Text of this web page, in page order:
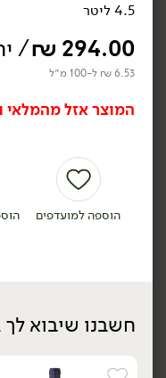
אבן ספיר יין אדום -
750 מ״ל
הוספה לסל
4.5 ליטר
294.00
₪
/
6.53 ₪ ל-100 מ״ל
המוצר אזל מהמלאי
הוספה למועדפים
חשבנו שיבוא לך